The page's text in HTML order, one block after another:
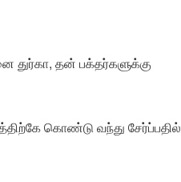
தன் பக்தர்களுக்கு
கொண்டு வந்து சேர்ப்பதில்